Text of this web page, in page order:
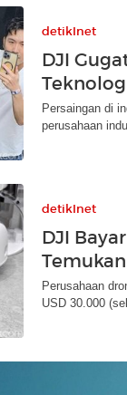
detikInet
DJI
Persaingan di
perusahaan
detikInet
DJI
Perusahaan
USD 30.000